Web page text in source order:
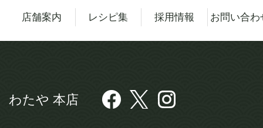
店舗案内 レシピ集 採用情報 お問い合わ
わたや 本店